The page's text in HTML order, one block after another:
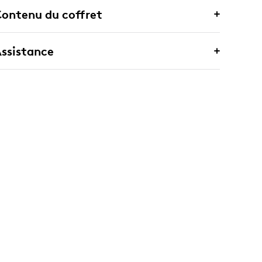
du coffret